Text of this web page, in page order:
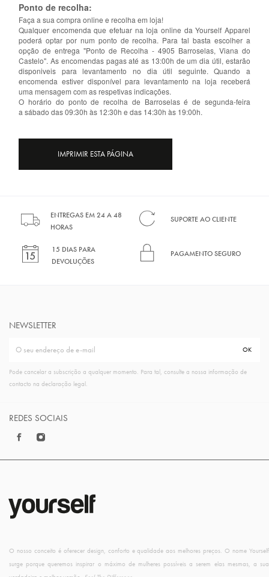
Ponto de recolha:
Faça a sua compra online e recolha em loja!
Qualquer encomenda que efetuar na loja online da Yourself Apparel
poderá optar por num ponto de recolha. Para tal basta escolher a
opção de entrega "Ponto de Recolha - 4905 Barroselas, Viana do
Castelo". As encomendas pagas até as 13:00h de um dia útil, estarão
disponiveis para levantamento no dia útil seguinte. Quando a
encomenda estiver disponível para levantamento na loja receberá
uma mensagem com as respetivas indicações.
O horário do ponto de recolha de Barroselas é de segunda-feira
a sábado das 09:30h às 12:30h e das 14:30h às 19:00h.
ENTREGAS EM 24 A 48
HORAS
SUPORTE AO CLIENTE
15 DIAS PARA
DEVOLUÇÕES
PAGAMENTO SEGURO
NEWSLETTER
Pode cancelar a subscrição a qualquer momento. Para tal, consulte a nossa informação de
contacto na declaração legal.
REDES SOCIAIS
O nosso conceito é oferecer design, conforto e qualidade aos melhores preços. O nome Yourself
surge porque queremos inspirar o máximo de mulheres possíveis a serem elas mesmas, a sua